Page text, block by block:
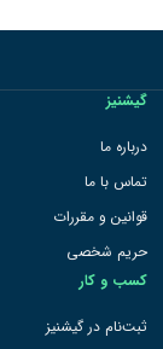
گیشنیز
درباره ما
تماس با ما
قوانین و مقررات
حریم شخصی
کسب و کار
ثبت‌نام در گیشنیز